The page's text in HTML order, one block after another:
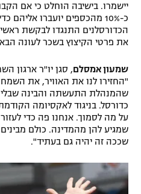
מדיניות פרטיות
תקנון פעילות ספורט 1
רשיון להקרנה פומבית לבית
הצטרפות לחבילת הערוצים
לוח דרושים – ג'ובנט
המגזין
יישמרו. בישיבה הוחלט כי אם
כ-10% מהכספים יועברו
הכדורסלנים התנגדו לבקשת
את פרטי הקיצוץ בשכר לעונה
שמעון אמסלם, סגן יו"ר ארגון
"החזירו לנו את האוויר, את
שהמנהלת התעשתה והבינה שבלי
כדורסל. בניגוד לאקסיומה
על מה לסמוך. אנחנו פה כדי
שמגיע להן מהמדינה. כולם
שככה זה יהיה גם בעתיד".